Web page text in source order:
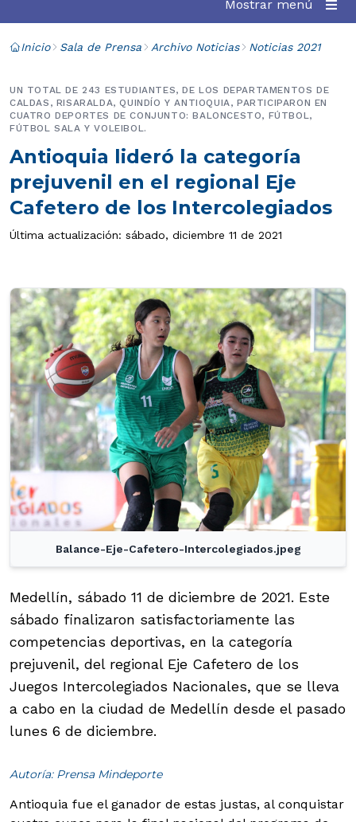
Mostrar menú
Inicio Sala de Prensa Archivo Noticias Noticias 2021
Antioquia lideró la categoría
prejuvenil en el regional Eje
Cafetero de los Intercolegiados
UN TOTAL DE 243 ESTUDIANTES, DE LOS DEPARTAMENTOS DE
CALDAS, RISARALDA, QUINDÍO Y ANTIOQUIA, PARTICIPARON EN
CUATRO DEPORTES DE CONJUNTO: BALONCESTO, FÚTBOL,
FÚTBOL SALA Y VOLEIBOL.
Última actualización: sábado, diciembre 11 de 2021
Balance-Eje-Cafetero-Intercolegiados.jpeg
Medellín, sábado 11 de diciembre de 2021. Este
sábado finalizaron satisfactoriamente las
competencias deportivas, en la categoría
prejuvenil, del regional Eje Cafetero de los
Juegos Intercolegiados Nacionales, que se lleva
a cabo en la ciudad de Medellín desde el pasado
lunes 6 de diciembre.
Autoría: Prensa Mindeporte
Antioquia fue el ganador de estas justas, al conquistar